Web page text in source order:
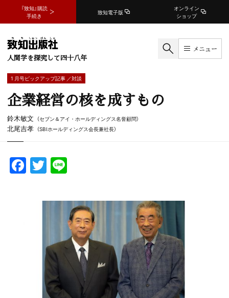
『致知』購読
手続き
致知電子版
オンライン
ショップ
人間学を探究して四十八年
メニュー
1 月号ピックアップ記事 ／対談
企業経営の核を成すもの
鈴木敏文 （セブン＆アイ・ホールディングス名誉顧問）
北尾吉孝 （SBIホールディングス会長兼社長）
F
a
T
w
itte